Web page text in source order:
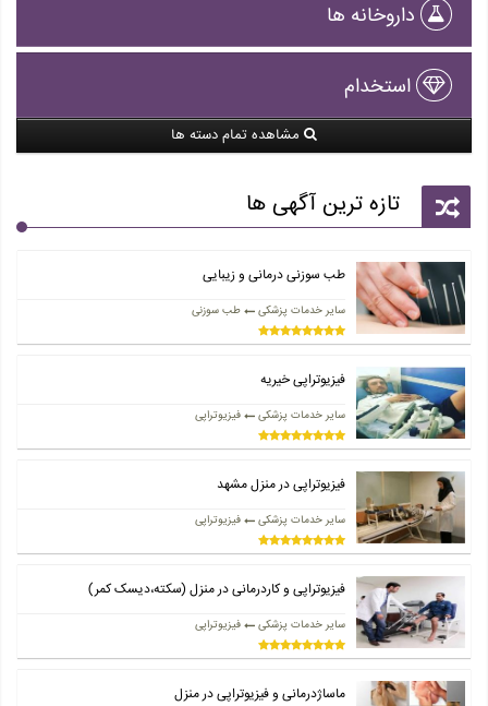
داروخانه ها
استخدام
مشاهده تمام دسته ها
تازه ترین آگهی ها
طب سوزنی درمانی و زیبایی
سایر خدمات پزشکی طب سوزنی
فیزیوتراپی خیریه
سایر خدمات پزشکی فیزیوتراپی
فیزیوتراپی در منزل مشهد
سایر خدمات پزشکی فیزیوتراپی
فیزیوتراپی و کاردرمانی در منزل (سکته،دیسک کمر)
سایر خدمات پزشکی فیزیوتراپی
ماساژدرمانی و فیزیوتراپی در منزل